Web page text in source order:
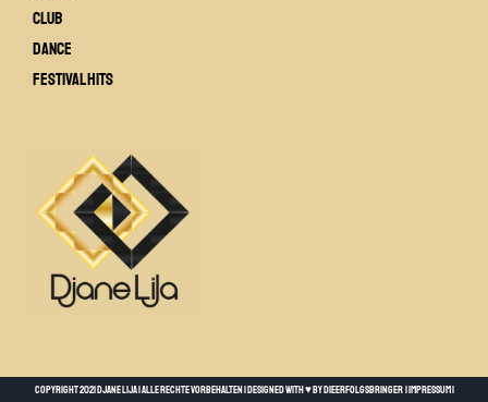
Club
Dance
Festival Hits
Copyright 2021 Djane Lija | Alle Rechte vorbehalten | designed with ♥ byDieErfolgsbringer| Impressum|